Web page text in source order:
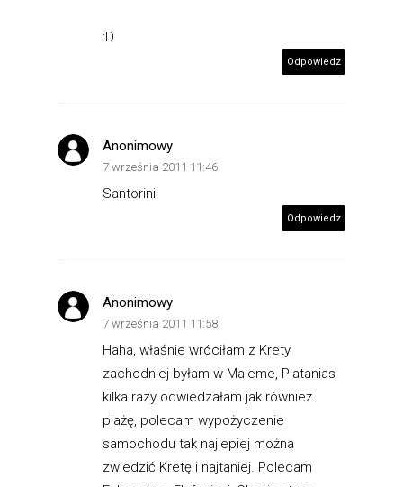
:D
Odpowiedz
Anonimowy
7 września 2011 11:46
Santorini!
Odpowiedz
Anonimowy
7 września 2011 11:58
Haha, właśnie wróciłam z Krety
zachodniej byłam w Maleme, Platanias
kilka razy odwiedzałam jak również
plażę, polecam wypożyczenie
samochodu tak najlepiej można
zwiedzić Kretę i najtaniej. Polecam